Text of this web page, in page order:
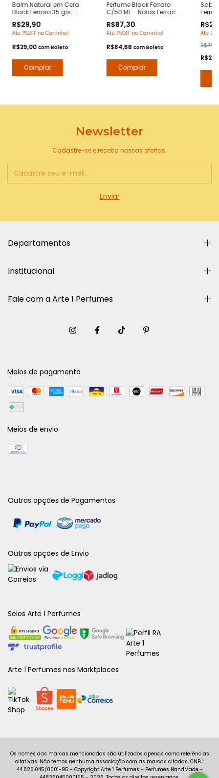
Balm Natural em Cera
Black Ferraro 35 grs. -
Pomada Modeladora
Anti Frizz para Barba e
R$29,90
Até 7%OFF no Carrinho!
R$29,00 comBoleto
Perfume Black Ferraro
C/50 Ml. - Notas Ferrari
Premium - Arte 1 Perfumes
R$87,30
Até 7%OFF no Carrinho!
R$84,68 comBoleto
com
Arte 1
Até
Newsletter
Cadastre-se e receba nossas ofertas.
Departamentos
Institucional
Fale com a Arte 1 Perfumes
Meios de pagamento
Meios de envio
Outras opções de Pagamentos
Outras opções de Envio
Selos Arte 1 Perfumes
Arte 1 Perfumes nos Marktplaces
Copyright Arte 1 Perfumes - Perfumes HandMade -